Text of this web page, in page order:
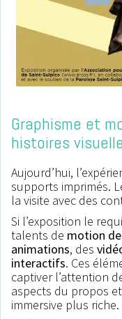
Graphisme et
histoires
Aujourd’hui,
supports imprimés.
la visite avec des
Si l’exposition le
talents de motion
animations, des
interactifs. Ces
captiver l’attention
aspects du propos
immersive plus riche.